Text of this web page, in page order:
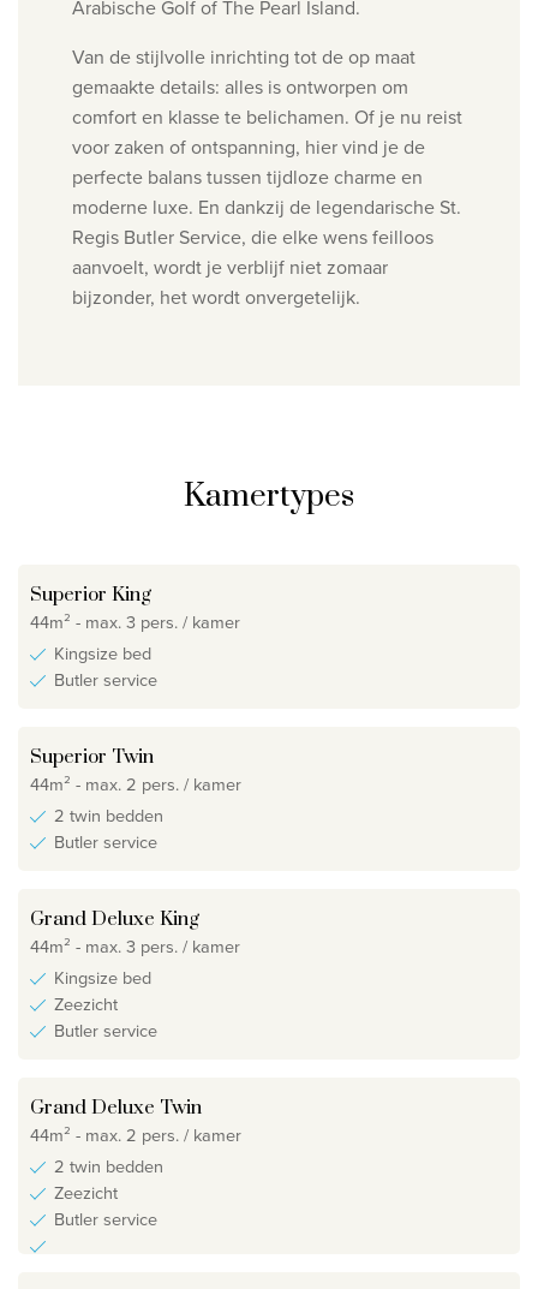
Arabische Golf of The Pearl Island.
Van de stijlvolle inrichting tot de op maat
gemaakte details: alles is ontworpen om
comfort en klasse te belichamen. Of je nu reist
voor zaken of ontspanning, hier vind je de
perfecte balans tussen tijdloze charme en
moderne luxe. En dankzij de legendarische St.
Regis Butler Service, die elke wens feilloos
aanvoelt, wordt je verblijf niet zomaar
bijzonder, het wordt onvergetelijk.
Kamertypes
Superior King
44m² - max. 3 pers. / kamer
Kingsize bed
Butler service
Superior Twin
44m² - max. 2 pers. / kamer
2 twin bedden
Butler service
Grand Deluxe King
44m² - max. 3 pers. / kamer
Kingsize bed
Zeezicht
Butler service
Grand Deluxe Twin
44m² - max. 2 pers. / kamer
2 twin bedden
Zeezicht
Butler service